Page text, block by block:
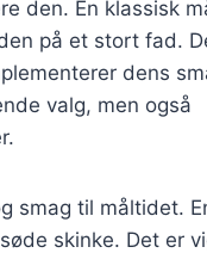
den. En klassisk
på et stort fad.
dens
valg, men også
smag til måltidet.
skinke. Det er